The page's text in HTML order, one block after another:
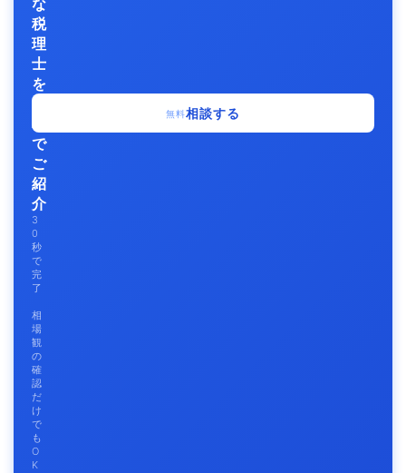
な
税
理
士
を
無
料
で
ご
紹
介
3
0
秒
で
完
了
相
場
観
の
確
認
だ
け
で
も
O
K
無料相談する